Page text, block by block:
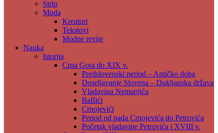
Strip
Moda
Kreatori
Tekstovi
Modne revije
Nauka
Istorija
Crna Gora do XIX v.
Predslovenski period – Antičko doba
Doseljavanje Slovena – Dukljanska država
Vladavina Nemanjića
Balšići
Crnojevići
Period od pada Crnojevića do Petrovića
Početak vladavine Petrovića i XVIII v.